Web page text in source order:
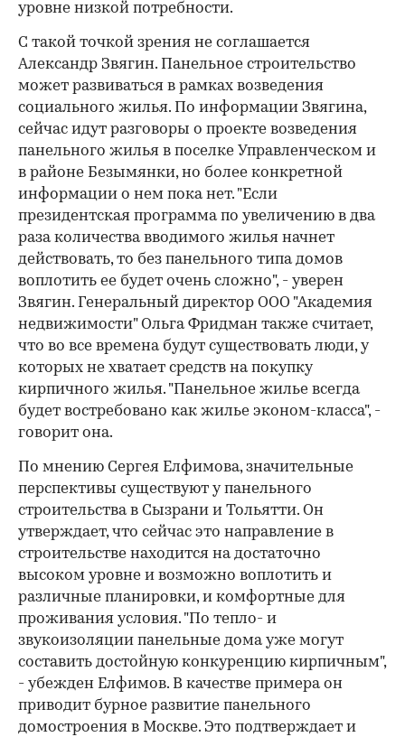
уровне низкой потребности.
С такой точкой зрения не соглашается
Александр Звягин. Панельное строительство
может развиваться в рамках возведения
социального жилья. По информации Звягина,
сейчас идут разговоры о проекте возведения
панельного жилья в поселке Управленческом и
в районе Безымянки, но более конкретной
информации о нем пока нет. "Если
президентская программа по увеличению в два
раза количества вводимого жилья начнет
действовать, то без панельного типа домов
воплотить ее будет очень сложно", - уверен
Звягин. Генеральный директор ООО "Академия
недвижимости" Ольга Фридман также считает,
что во все времена будут существовать люди, у
которых не хватает средств на покупку
кирпичного жилья. "Панельное жилье всегда
будет востребовано как жилье эконом-класса", -
говорит она.
По мнению Сергея Елфимова, значительные
перспективы существуют у панельного
строительства в Сызрани и Тольятти. Он
утверждает, что сейчас это направление в
строительстве находится на достаточно
высоком уровне и возможно воплотить и
различные планировки, и комфортные для
проживания условия. "По тепло- и
звукоизоляции панельные дома уже могут
составить достойную конкуренцию кирпичным",
- убежден Елфимов. В качестве примера он
приводит бурное развитие панельного
домостроения в Москве. Это подтверждает и